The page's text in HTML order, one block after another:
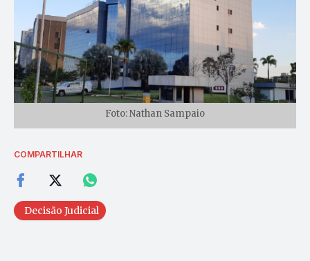
Foto: Nathan Sampaio
COMPARTILHAR
Decisão Judicial